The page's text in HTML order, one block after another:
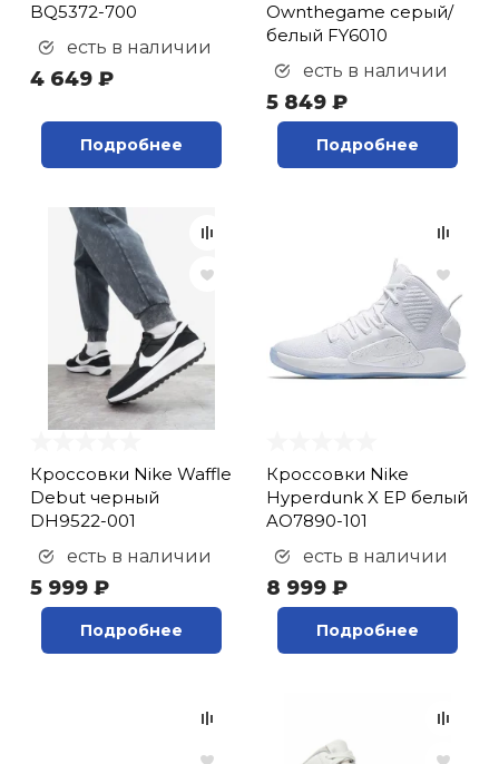
BQ5372-700
есть в наличии
4 649 ₽
Подробнее
Ownthegame серый/
белый FY6010
есть в наличии
5 849 ₽
Подробнее
Кроссовки Nike Waffle
Debut черный
DH9522-001
есть в наличии
5 999 ₽
Подробнее
Кроссовки Nike
Hyperdunk X EP белый
AO7890-101
есть в наличии
8 999 ₽
Подробнее